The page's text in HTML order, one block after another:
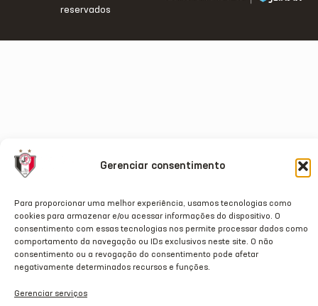
Gerenciar consentimento
Para proporcionar uma melhor experiência, usamos tecnologias como
cookies para armazenar e/ou acessar informações do dispositivo. O
consentimento com essas tecnologias nos permite processar dados como
comportamento da navegação ou IDs exclusivos neste site. O não
consentimento ou a revogação do consentimento pode afetar
negativamente determinados recursos e funções.
Gerenciar serviços
reservados